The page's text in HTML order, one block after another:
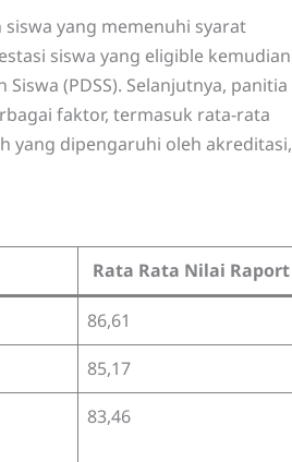
yang memenuhi syarat
siswa yang eligible kemudian
(PDSS). Selanjutnya, panitia
faktor, termasuk rata-rata
yang dipengaruhi oleh akreditasi,
Rata Rata Nilai Raport
86,61
85,17
83,46